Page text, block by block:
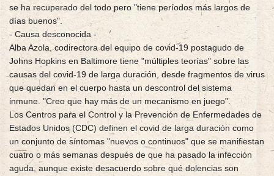
se ha recuperado del todo pero "tiene períodos más largos de
días buenos".
- Causa desconocida -
Alba Azola, codirectora del equipo de covid-19 postagudo de
Johns Hopkins en Baltimore tiene "múltiples teorías" sobre las
causas del covid-19 de larga duración, desde fragmentos de virus
que quedan en el cuerpo hasta un descontrol del sistema
inmune. "Creo que hay más de un mecanismo en juego".
Los Centros para el Control y la Prevención de Enfermedades de
Estados Unidos (CDC) definen el covid de larga duración como
un conjunto de síntomas "nuevos o continuos" que se manifiestan
cuatro o más semanas después de que ha pasado la infección
aguda, aunque existe desacuerdo sobre qué dolencias son